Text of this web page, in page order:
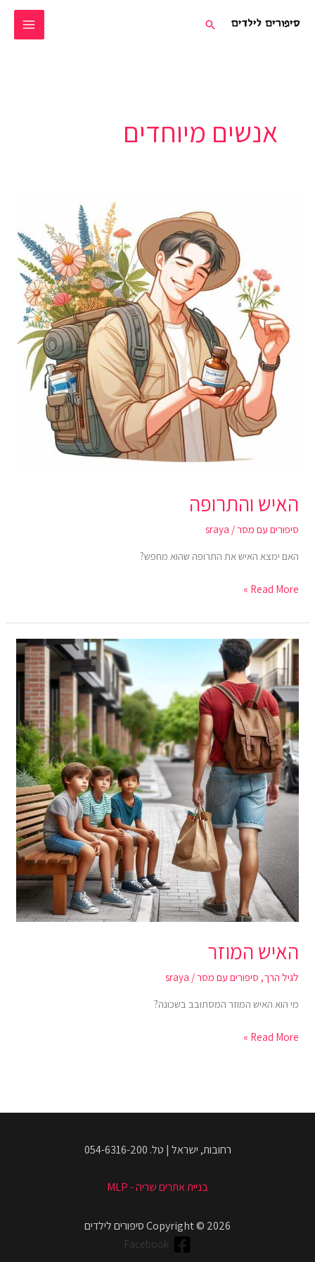
לתוכן
חיפוש
אנשים מיוחדים
האיש והתרופה
סיפורים עם מסר/
sraya
האם ימצא האיש את התרופה שהוא מחפש?
Read More »
האיש המוזר
לגיל הרך, סיפורים עם מסר/
sraya
מי הוא האיש המוזר המסתובב בשכונה?
האיש
המוזר
Read More »
רחובות, ישראל | טל. 054-6316-200
בניית אתרים שריה - MLP
Copyright © 2026 סיפורים לילדים
Facebook